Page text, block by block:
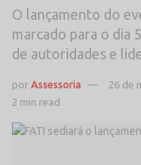
O lançamento do
marcado para o dia
de autoridades e
por Assessoria
26 de
2 min read